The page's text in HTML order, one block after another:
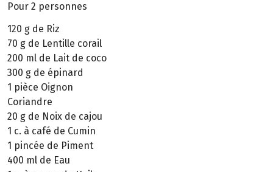
Pour 2 personnes
120 g de Riz
70 g de Lentille corail
200 ml de Lait de coco
300 g de épinard
1 pièce Oignon
Coriandre
20 g de Noix de cajou
1 c. à café de Cumin
1 pincée de Piment
400 ml de Eau